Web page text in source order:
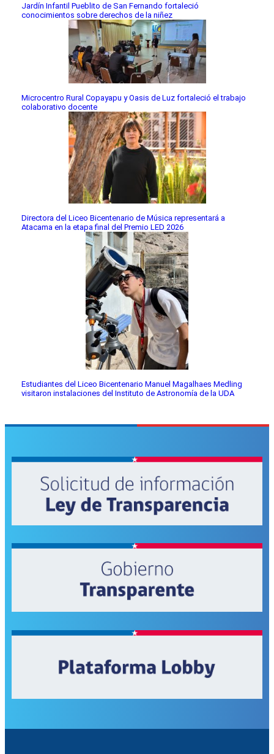
Jardín Infantil Pueblito de San Fernando fortaleció
conocimientos sobre derechos de la niñez
Microcentro Rural Copayapu y Oasis de Luz fortaleció el trabajo
colaborativo docente
Directora del Liceo Bicentenario de Música representará a
Atacama en la etapa final del Premio LED 2026
Estudiantes del Liceo Bicentenario Manuel Magalhaes Medling
visitaron instalaciones del Instituto de Astronomía de la UDA